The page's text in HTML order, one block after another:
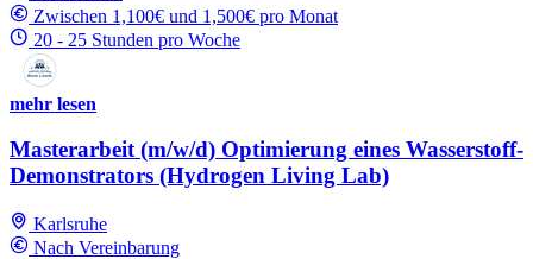
Zwischen 1,100€ und 1,500€ pro Monat
20 - 25 Stunden pro Woche
mehr lesen
Masterarbeit (m/w/d) Optimierung eines Wasserstoff-
Demonstrators (Hydrogen Living Lab)
Karlsruhe
Nach Vereinbarung